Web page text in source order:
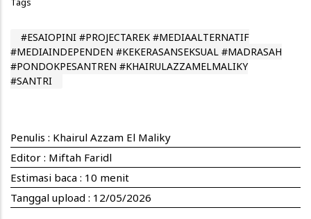
#ESAIOPINI #PROJECTAREK #MEDIAALTERNATIF
#MEDIAINDEPENDEN #KEKERASANSEKSUAL #MADRASAH
#PONDOKPESANTREN #KHAIRULAZZAMELMALIKY
#SANTRI
Penulis : Khairul Azzam El Maliky
Editor : Miftah Faridl
Estimasi baca : 10 menit
Tanggal upload : 12/05/2026